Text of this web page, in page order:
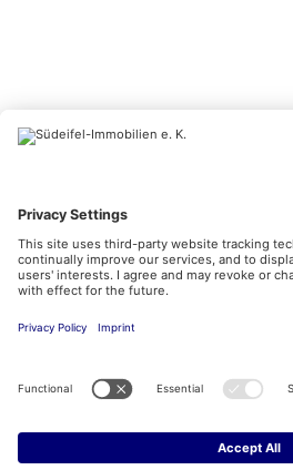
Impressum
Datenschutzerklärung